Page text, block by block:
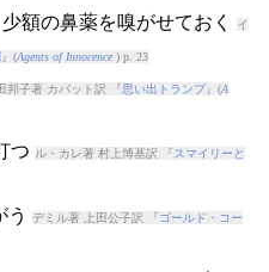
額の鼻薬を嗅がせておく イ
』(Agents of Innocence) p. 23
邦子著 カバット訳 『思い出トランプ』(A
つ ル・カレ著 村上博基訳 『 スマイリーと
う デミル著 上田公子訳 『 ゴールド・コー